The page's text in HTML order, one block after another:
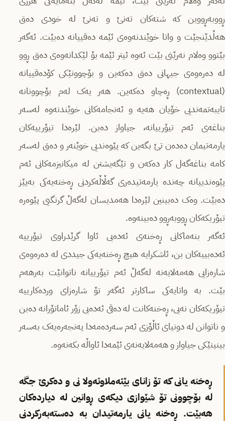
ڕووبەڕووین کە شتەکان تەنێ و تەنێ لە خودی دەق
هەڵدێنجێت و واتا خوێندنەوەی ئێمە دەقییانە دەبێت. ئەگەر
بێتوو وەلام نەرێنی بێت ئەوە ئیتر ئێمە بۆ لێکدانەوەی دەق ڕوو
لە دەرەوەی جیهانی دەق دەکەین و بۆچوونێکی کۆدەقییانە
(contextual) ڕەچاو دەکەین. هەر یەک لەم بۆچوونانە
تایبەتمەندیی خۆیان هەیە و ئەنجامەکانی خوێندنەوە لەسەر
بناغەی ئەم تیۆرییانە، جیاواز دەبن. لێرەدا تیۆرییەکان
یارمەتیمان دەدەن تێ بگەین کە پێوەندیی خوێنەر و دەق لەسەر
کامە بناغەگەل کار دەکەن و تێگەیشتن لە میکانیزمەکانی ئەم
پێوەندییانە چەندە یارمەتیدەری گەڵاڵەکردنی ڕەخنەیەکی بەپێز
دەبێت. وەک دەبینین لێرەدا هەمدیسان لەگەڵ گرنگیی پێوەرە
تیۆریکەکان ڕووبەڕوو دەبینەوە.
ئەگەر بنەماکانی ڕەخنەی ئەدەبی ئاوا گرێدراوی تیۆرییە
ئەدەبییەکان بن، ئاشکرایە هیچ ڕەخنەیەکی جیددی لە دەرەوەی
شارەزایی هەمەلایەنە لەگەڵ ئەم تیۆرییانە ناتوانێت بەرهەم
بێت. بە واتایەکی ساکارتر ئەگەر تۆ شارەزای وردەکارییە
تیۆریکەکان نەبی، ڕەخنەکانت لە دەقی ئەدەبی زۆر ئاماتۆرانە دەبن
و ناتوانن لە دونیای ئاڵۆزی ئەم سەردەمەدا پەنجەرەیەک بەسەر
بینینێکی جیاواز و هەمەلایەنەی ئێمەدا ئاواڵە بکەنەوە.
ڕەخنە یانی کە تۆ زانای بێئەملاوئەولا نی و دەکرێ جگە
لە بۆچوونی تۆ شێوازی دیکەی ڕوانین لە دیاردەکان
هەبێت. ڕەخنە یانی یارمەتیدان بە دەستەبەرکردنی